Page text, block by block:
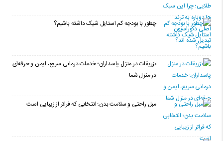
چطور با بودجه کم استایل شیک داشته باشیم؟
تزریقات در منزل پاسداران؛ خدمات درمانی سریع، ایمن و حرفه‌ای
در منزل شما
مبل راحتی و سلامت بدن؛ انتخابی که فراتر از زیبایی است